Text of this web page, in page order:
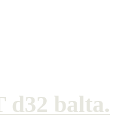
d32 balta.